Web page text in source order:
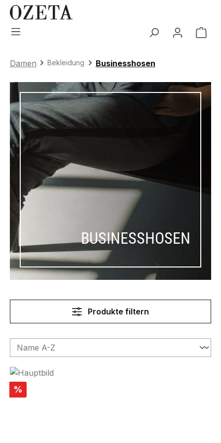
Zum Hauptinhalt springen
Damen Bekleidung Businesshosen
BUSINESSHOSEN
Produkte filtern
Rabatt
%